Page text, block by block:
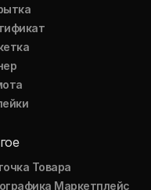
Товара
Маркетплейс